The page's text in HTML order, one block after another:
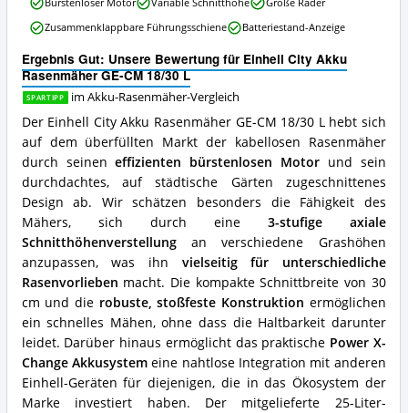
dieser
Akku-
Rasenmäher
erhältlich?
Ergebnis Gut: Unsere Bewertung für Einhell City Akku
Rasenmäher GE-CM 18/30 L
SPARTIPP im Akku-Rasenmäher-Vergleich
Der Einhell City Akku Rasenmäher GE-CM 18/30 L hebt sich
auf dem überfüllten Markt der kabellosen Rasenmäher
durch seineneffizienten bürstenlosen Motor und sein
durchdachtes, auf städtische Gärten zugeschnittenes
Design ab. Wir schätzen besonders die Fähigkeit des
Mähers, sich durch eine 3-stufige axiale
Schnitthöhenverstellungan verschiedene Grashöhen
anzupassen, was ihn vielseitig für unterschiedliche
Rasenvorlieben macht. Die kompakte Schnittbreite von 30
cm und die robuste, stoßfeste Konstruktion ermöglichen
ein schnelles Mähen, ohne dass die Haltbarkeit darunter
leidet. Darüber hinaus ermöglicht das praktische Power X-
Change Akkusystem eine nahtlose Integration mit anderen
Einhell-Geräten für diejenigen, die in das Ökosystem der
Marke investiert haben. Der mitgelieferte 25-Liter-
City
Akku
GE-
CM
18/30
L
Vorteile:
Was
spricht
für
diesen
Akku-
Rasenmäher?
Bürstenloser Motor Variable Schnitthöhe
Große Räder
Zusammenklappbare Führungsschiene
Batteriestand-Anzeige